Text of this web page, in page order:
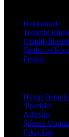
Hakkımızda
Teslimat
Gizlilik İlkeleri
Şartlar ve
İletişim
Hesap
Siparişler
Adresler
Şifremi
Çıkış Yap